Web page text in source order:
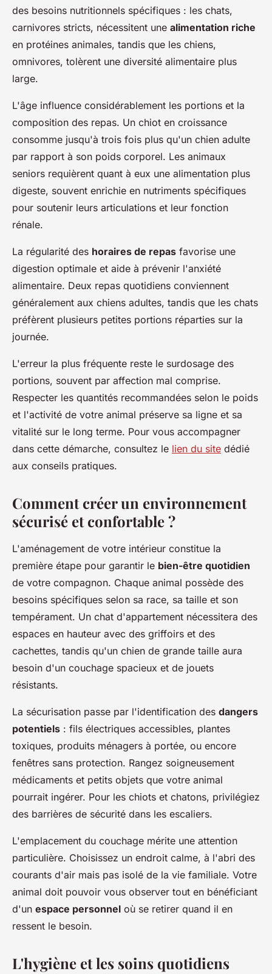
des besoins nutritionnels spécifiques : les chats,
carnivores stricts, nécessitent une alimentation riche
en protéines animales, tandis que les chiens,
omnivores, tolèrent une diversité alimentaire plus
large.
L'âge influence considérablement les portions et la
composition des repas. Un chiot en croissance
consomme jusqu'à trois fois plus qu'un chien adulte
par rapport à son poids corporel. Les animaux
seniors requièrent quant à eux une alimentation plus
digeste, souvent enrichie en nutriments spécifiques
pour soutenir leurs articulations et leur fonction
rénale.
La régularité des horaires de repas favorise une
digestion optimale et aide à prévenir l'anxiété
alimentaire. Deux repas quotidiens conviennent
généralement aux chiens adultes, tandis que les chats
préfèrent plusieurs petites portions réparties sur la
journée.
L'erreur la plus fréquente reste le surdosage des
portions, souvent par affection mal comprise.
Respecter les quantités recommandées selon le poids
et l'activité de votre animal préserve sa ligne et sa
vitalité sur le long terme. Pour vous accompagner
dans cette démarche, consultez le lien du site dédié
aux conseils pratiques.
Comment créer un environnement
sécurisé et confortable ?
L'aménagement de votre intérieur constitue la
première étape pour garantir le bien-être quotidien
de votre compagnon. Chaque animal possède des
besoins spécifiques selon sa race, sa taille et son
tempérament. Un chat d'appartement nécessitera des
espaces en hauteur avec des griffoirs et des
cachettes, tandis qu'un chien de grande taille aura
besoin d'un couchage spacieux et de jouets
résistants.
La sécurisation passe par l'identification des dangers
potentiels : fils électriques accessibles, plantes
toxiques, produits ménagers à portée, ou encore
fenêtres sans protection. Rangez soigneusement
médicaments et petits objets que votre animal
pourrait ingérer. Pour les chiots et chatons, privilégiez
des barrières de sécurité dans les escaliers.
L'emplacement du couchage mérite une attention
particulière. Choisissez un endroit calme, à l'abri des
courants d'air mais pas isolé de la vie familiale. Votre
animal doit pouvoir vous observer tout en bénéficiant
d'un espace personnel où se retirer quand il en
ressent le besoin.
L'hygiène et les soins quotidiens